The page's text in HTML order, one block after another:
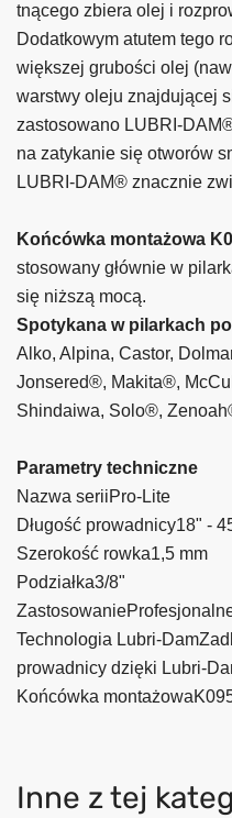
tnącego zbiera olej i
Dodatkowym atutem tego
większej grubości olej
warstwy oleju znajdującej
zastosowano LUBRI-
na zatykanie się otworów
LUBRI-DAM® znacznie
Końcówka montażowa
stosowany głównie w
się niższą mocą.
Spotykana w pilarkach
Alko, Alpina, Castor,
Jonsered®, Makita®,
Shindaiwa, Solo®,
Parametry techniczne
Nazwa seriiPro-Lite
Długość prowadnicy18" -
Szerokość rowka1,5 mm
Podziałka3/8"
Technologia Lubri-
prowadnicy dzięki Lubri-
Końcówka
Inne z tej